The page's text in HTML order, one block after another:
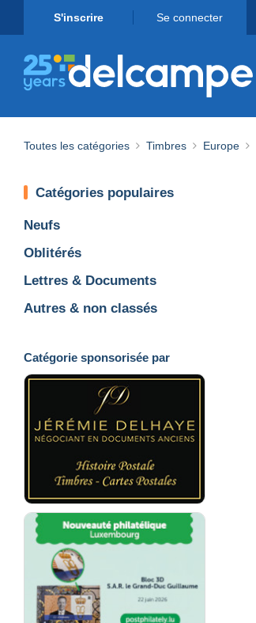
S'inscrire Se connecter
Toutes les catégories Timbres Europe
Catégories populaires
Neufs
Oblitérés
Lettres & Documents
Autres & non classés
Catégorie sponsorisée par